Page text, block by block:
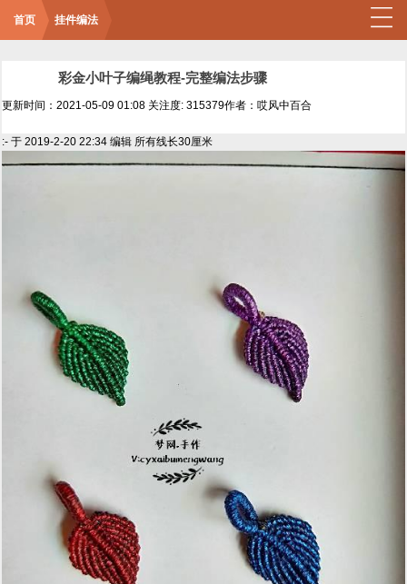
首页 挂件编法
彩金小叶子编绳教程-完整编法步骤
更新时间：2021-05-09 01:08 关注度: 315379作者：哎风中百合
:- 于 2019-2-20 22:34 编辑 所有线长30厘米